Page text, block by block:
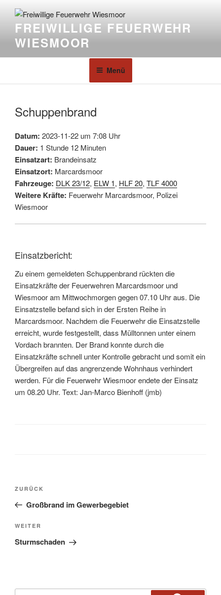
FREIWILLIGE FEUERWEHR
WIESMOOR
Menü
Schuppenbrand
Datum: 2023-11-22 um 7:08 Uhr
Dauer: 1 Stunde 12 Minuten
Einsatzart: Brandeinsatz
Einsatzort: Marcardsmoor
Fahrzeuge: DLK 23/12, ELW 1, HLF 20, TLF 4000
Weitere Kräfte: Feuerwehr Marcardsmoor, Polizei
Wiesmoor
Einsatzbericht:
Zu einem gemeldeten Schuppenbrand rückten die
Einsatzkräfte der Feuerwehren Marcardsmoor und
Wiesmoor am Mittwochmorgen gegen 07.10 Uhr aus. Die
Einsatzstelle befand sich in der Ersten Reihe in
Marcardsmoor. Nachdem die Feuerwehr die Einsatzstelle
erreicht, wurde festgestellt, dass Mülltonnen unter einem
Vordach brannten. Der Brand konnte durch die
Einsatzkräfte schnell unter Kontrolle gebracht und somit ein
Übergreifen auf das angrenzende Wohnhaus verhindert
werden. Für die Feuerwehr Wiesmoor endete der Einsatz
um 08.20 Uhr. Text: Jan-Marco Bienhoff (jmb)
ZURÜCK
Großbrand im Gewerbegebiet
WEITER
Sturmschaden